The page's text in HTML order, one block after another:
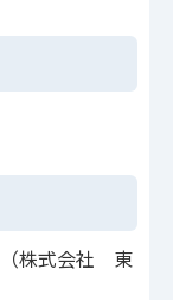
（株式会社 東